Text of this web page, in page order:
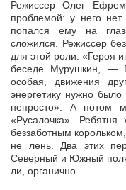
Режиссер Олег
проблемой: у него
попался ему на
сложился. Режиссер
для этой роли. «Героя
беседе Мурушкин, —
особая, движения
энергетику нужно
непросто». А потом
«Русалочка».
беззаботным
не лень. Два этих
Северный и Южный
ли, органично.